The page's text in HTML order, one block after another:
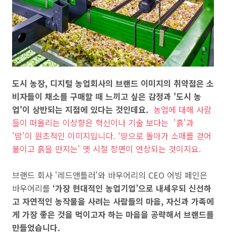
도시 농장, 디지털 농업회사의 브랜드 이미지의 취약점은 소
비자들이 채소를 구매할 때 느끼고 싶은 감정과 '도시 농
업'이 상반되는 지점에 있다는 것인데요. 농업에 대해 사람
들이 떠올리는 이상향은 혁신이나 기술 보다는 '흙'과
'땀'이 원초적인 이미지입니다. ‘땅으로 돌아가 소매를 걷어
붙이고 흙을 만지는' 옛 시절 장면이 연상되는 것이지요.
브랜드 회사 '레드앤틀러'와 바우어리의 CEO 어빙 페인은
바우어리를 ‘가장 현대적인 농업기업’으로 내세우되 신선하
고 자연적인 농작물을 사려는 사람들의 마음, 자신과 가족에
게 가장 좋은 것을 먹이고자 하는 마음을 공략해서 브랜드를
만들었습니다.